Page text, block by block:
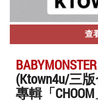
查
BABYMONSTER
(Ktown4u/三
專輯「